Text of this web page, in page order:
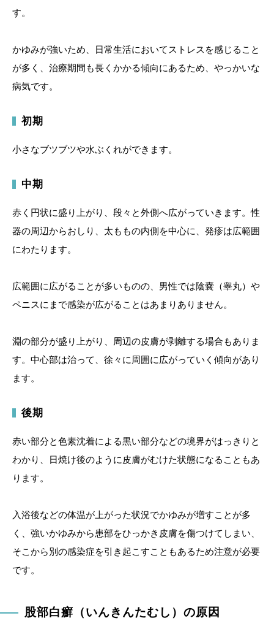
す。
かゆみが強いため、日常生活においてストレスを感じること
が多く、治療期間も長くかかる傾向にあるため、やっかいな
病気です。
初期
小さなブツブツや水ぶくれができます。
中期
赤く円状に盛り上がり、段々と外側へ広がっていきます。性
器の周辺からおしり、太ももの内側を中心に、発疹は広範囲
にわたります。
広範囲に広がることが多いものの、男性では陰嚢（睾丸）や
ペニスにまで感染が広がることはあまりありません。
淵の部分が盛り上がり、周辺の皮膚が剥離する場合もありま
す。中心部は治って、徐々に周囲に広がっていく傾向があり
ます。
後期
赤い部分と色素沈着による黒い部分などの境界がはっきりと
わかり、日焼け後のように皮膚がむけた状態になることもあ
ります。
入浴後などの体温が上がった状況でかゆみが増すことが多
く、強いかゆみから患部をひっかき皮膚を傷つけてしまい、
そこから別の感染症を引き起こすこともあるため注意が必要
です。
股部白癬（いんきんたむし）の原因